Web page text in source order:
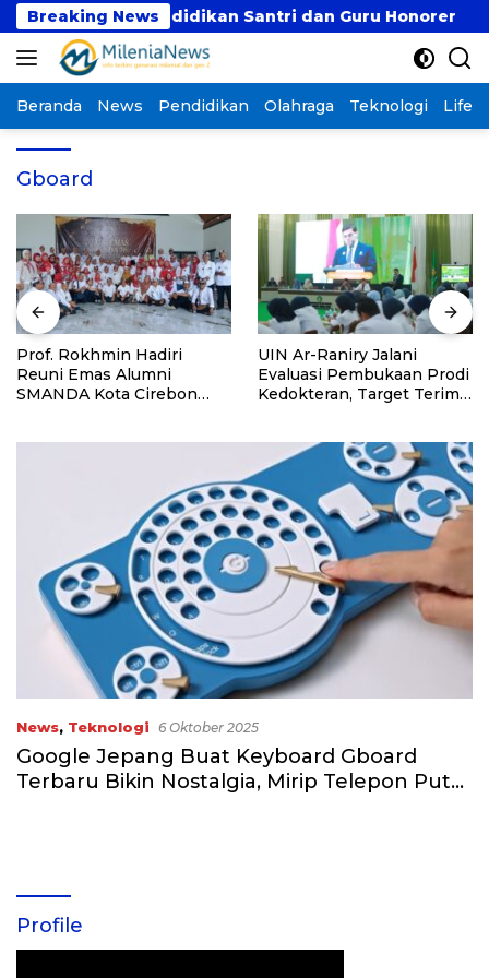
Langsung
ke
konten
Breaking News
Dukung Pendidikan Santri dan Guru Honorer
Beranda News Pendidikan Olahraga Teknologi
Gboard
Prof. Rokhmin Hadiri
Reuni Emas Alumni
SMANDA Kota Cirebon
UIN Ar-Raniry Jalani
Evaluasi Pembukaan Prodi
Kedokteran, Target Terima
News, Teknologi 6 Oktober 2025
Google Jepang Buat Keyboard Gboard
Terbaru Bikin Nostalgia, Mirip Telepon Putar
Profile